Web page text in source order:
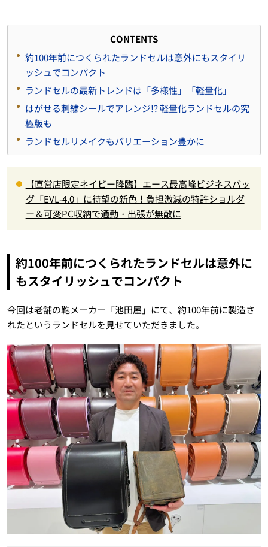
CONTENTS
約100年前につくられたランドセルは意外にもスタイリ
ッシュでコンパクト
ランドセルの最新トレンドは「多様性」「軽量化」
はがせる刺繍シールでアレンジ!? 軽量化ランドセルの究
極版も
ランドセルリメイクもバリエーション豊かに
【直営店限定ネイビー降臨】エース最高峰ビジネスバッ
グ「EVL-4.0」に待望の新色！負担激減の特許ショルダ
ー＆可変PC収納で通勤・出張が無敵に
約100年前につくられたランドセルは意外に
もスタイリッシュでコンパクト
今回は老舗の鞄メーカー「池田屋」にて、約100年前に製造さ
れたというランドセルを見せていただきました。